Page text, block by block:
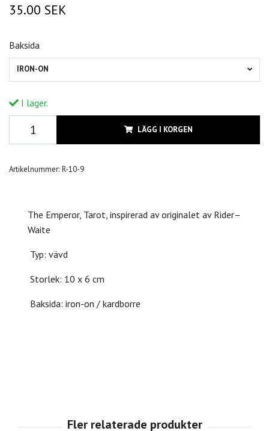
35.00 SEK
Baksida
IRON-ON
I lager.
LÄGG I KORGEN
Artikelnummer: R-10-9
The Emperor, Tarot, inspirerad av originalet av Rider–
Waite
Typ: vävd
Storlek: 10 x 6 cm
Baksida: iron-on / kardborre